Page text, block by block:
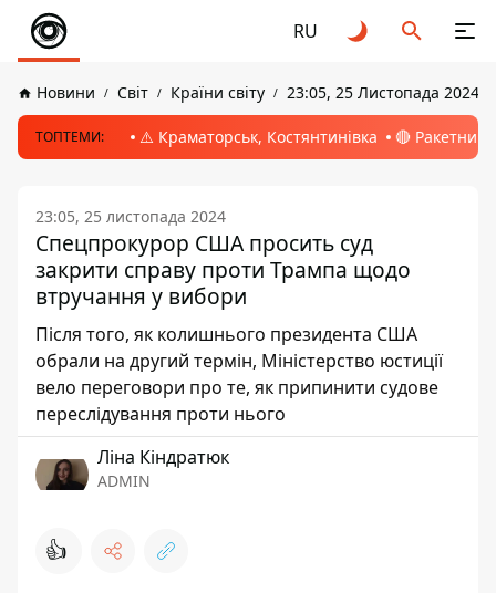
RU
Новини Світ Країни світу 23:05, 25 Листопада 2024
ТОПТЕМИ: ⚠️ Краматорськ, Костянтинівка 🔴 Ракетний
23:05, 25 листопада 2024
Спецпрокурор США просить суд
закрити справу проти Трампа щодо
втручання у вибори
Після того, як колишнього президента США
обрали на другий термін, Міністерство юстиції
вело переговори про те, як припинити судове
переслідування проти нього
Ліна Кіндратюк
ADMIN
👍